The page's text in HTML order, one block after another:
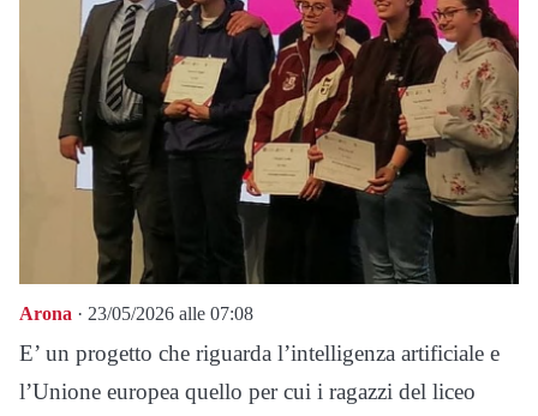
Arona · 23/05/2026 alle 07:08
E’ un progetto che riguarda l’intelligenza artificiale e
l’Unione europea quello per cui i ragazzi del liceo